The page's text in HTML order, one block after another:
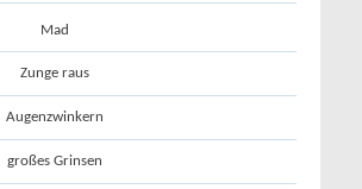
Mad
Zunge raus
Augenzwinkern
großes Grinsen